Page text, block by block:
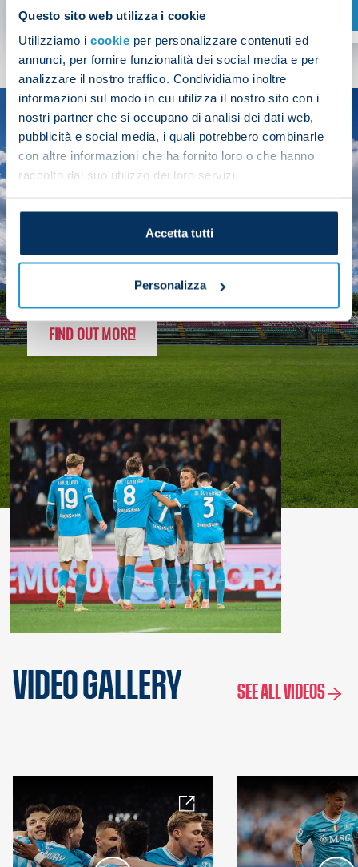
Questo sito web utilizza i cookie
Utilizziamo i cookie per personalizzare contenuti ed
annunci, per fornire funzionalità dei social media e per
analizzare il nostro traffico. Condividiamo inoltre
informazioni sul modo in cui utilizza il nostro sito con i
nostri partner che si occupano di analisi dei dati web,
pubblicità e social media, i quali potrebbero combinarle
con altre informazioni che ha fornito loro o che hanno
raccolto dal suo utilizzo dei loro servizi.
Accetta tutti
Personalizza
SHOP NOW
SEASON
2025/26
FOLLOW THE CHAMPS' JOURNEY
FIND OUT MORE!
VIDEO GALLERY SEE ALL VIDEOS